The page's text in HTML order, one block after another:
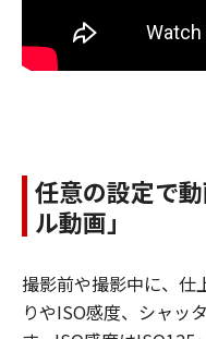
任意の設定で
ル動画」
撮影前や撮影中に、仕
りやISO感度、シャッ